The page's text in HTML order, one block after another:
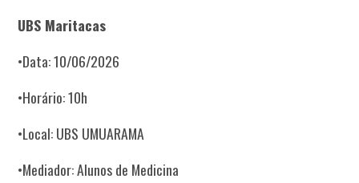
UBS Maritacas
•Data: 10/06/2026
•Horário: 10h
•Local: UBS UMUARAMA
•Mediador: Alunos de Medicina